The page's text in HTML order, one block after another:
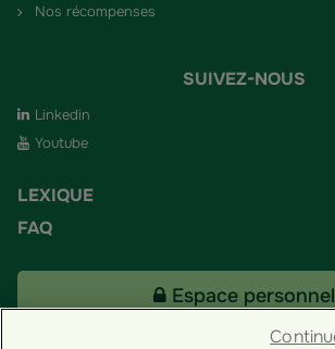
Nos récompenses
SUIVEZ-NOUS
Linkedin
Youtube
LEXIQUE
FAQ
Espace personnel